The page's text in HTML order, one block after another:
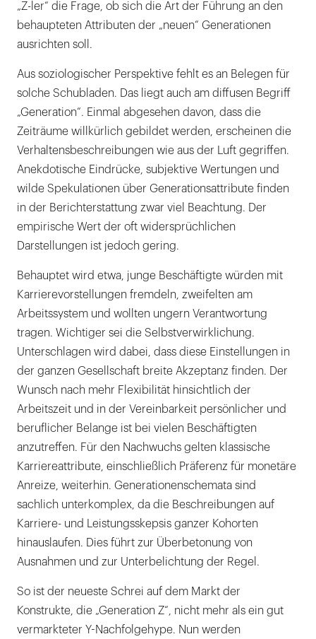
„Z-ler“ die Frage, ob sich die Art der Führung an den
behaupteten Attributen der „neuen“ Generationen
ausrichten soll.
Aus soziologischer Perspektive fehlt es an Belegen für
solche Schubladen. Das liegt auch am diffusen Begriff
„Generation“. Einmal abgesehen davon, dass die
Zeiträume willkürlich gebildet werden, erscheinen die
Verhaltensbeschreibungen wie aus der Luft gegriffen.
Anekdotische Eindrücke, subjektive Wertungen und
wilde Spekulationen über Generationsattribute finden
in der Berichterstattung zwar viel Beachtung. Der
empirische Wert der oft widersprüchlichen
Darstellungen ist jedoch gering.
Behauptet wird etwa, junge Beschäftigte würden mit
Karrierevorstellungen fremdeln, zweifelten am
Arbeitssystem und wollten ungern Verantwortung
tragen. Wichtiger sei die Selbstverwirklichung.
Unterschlagen wird dabei, dass diese Einstellungen in
der ganzen Gesellschaft breite Akzeptanz finden. Der
Wunsch nach mehr Flexibilität hinsichtlich der
Arbeitszeit und in der Vereinbarkeit persönlicher und
beruflicher Belange ist bei vielen Beschäftigten
anzutreffen. Für den Nachwuchs gelten klassische
Karriereattribute, einschließlich Präferenz für monetäre
Anreize, weiterhin. Generationenschemata sind
sachlich unterkomplex, da die Beschreibungen auf
Karriere- und Leistungsskepsis ganzer Kohorten
hinauslaufen. Dies führt zur Überbetonung von
Ausnahmen und zur Unterbelichtung der Regel.
So ist der neueste Schrei auf dem Markt der
Konstrukte, die „Generation Z“, nicht mehr als ein gut
vermarkteter Y-Nachfolgehype. Nun werden